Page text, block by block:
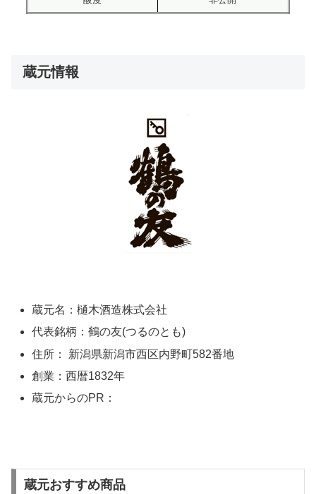
蔵元情報
蔵元名：樋木酒造株式会社
代表銘柄：鶴の友(つるのとも)
住所： 新潟県新潟市西区内野町582番地
創業：西暦1832年
蔵元からのPR：
蔵元おすすめ商品